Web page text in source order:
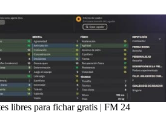
libres para fichar gratis | FM 24